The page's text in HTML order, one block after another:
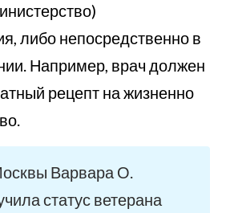
либо непосредственно в
Например, врач должен
рецепт на жизненно
Варвара О.
статус ветерана